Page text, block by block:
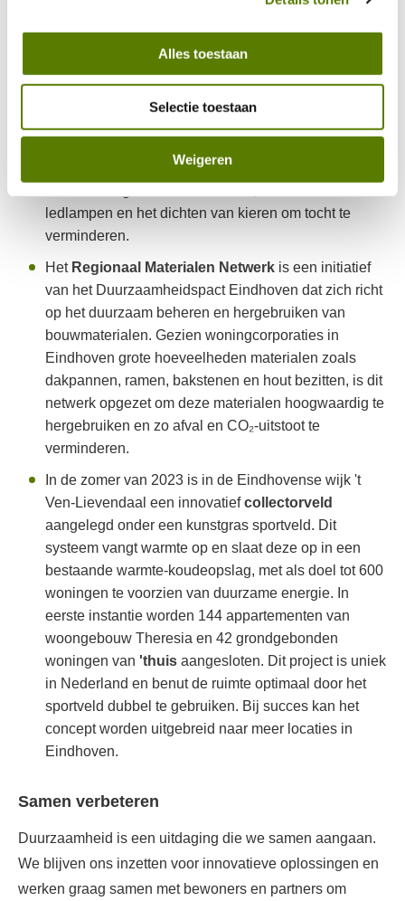
Alles toestaan
Selectie toestaan
Weigeren
Als’thuisdragen we actief bij aan het
Duurzaamheidspact met concrete projecten, zoals:
e Eindhovense Klusbus
helpt bewoners met
huishoudens ondersteund met aanpassingen zoals
ledlampen en het dichten van kieren om tocht te
verminderen.
Het Regionaal Materialen Netwerk is een initiatief
van het Duurzaamheidspact Eindhoven dat zich richt
op het duurzaam beheren en hergebruiken van
bouwmaterialen. Gezien woningcorporaties in
Eindhoven grote hoeveelheden materialen zoals
dakpannen, ramen, bakstenen en hout bezitten, is dit
netwerk opgezet om deze materialen hoogwaardig te
hergebruiken en zo afval en CO₂-uitstoot te
verminderen.
In de zomer van 2023 is in de Eindhovense wijk 't
Ven-Lievendaal een innovatiefcollectorveld
aangelegd onder een kunstgras sportveld. Dit
systeem vangt warmte op en slaat deze op in een
bestaande warmte-koudeopslag, met als doel tot 600
woningen te voorzien van duurzame energie. In
eerste instantie worden 144 appartementen van
woongebouw Theresia en 42 grondgebonden
woningen van 'thuis aangesloten. Dit project is uniek
in Nederland en benut de ruimte optimaal door het
sportveld dubbel te gebruiken. Bij succes kan het
concept worden uitgebreid naar meer locaties in
Eindhoven.
Samen verbeteren
Duurzaamheid is een uitdaging die we samen aangaan.
We blijven ons inzetten voor innovatieve oplossingen en
werken graag samen met bewoners en partners om